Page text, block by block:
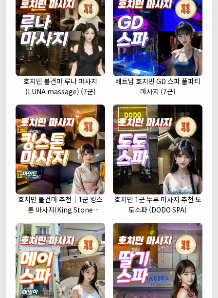
호치민 불건마 루나 마사지
(LUNA massage) (7군)
베트남 호치민 GD 스파 풀파티
마사지 (7군)
호치민 불건마 추천｜1군 킹스
톤 마사지(King Stone
호치민 1군 누루 마사지 추천 도
도스파 (DODO SPA)